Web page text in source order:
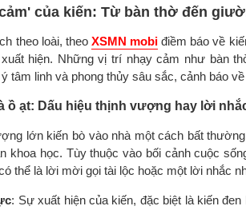
của kiến: Từ bàn thờ đến
theo loài, theo XSMN mobi điềm báo về
hiện. Những vị trí nhạy cảm như bàn
tâm linh và phong thủy sâu sắc, cảnh báo
ồ ạt: Dấu hiệu thịnh vượng hay lời
lớn kiến bò vào nhà một cách bất
khoa học. Tùy thuộc vào bối cảnh cuộc
thể là lời mời gọi tài lộc hoặc một lời nhắc
: Sự xuất hiện của kiến, đặc biệt là kiến